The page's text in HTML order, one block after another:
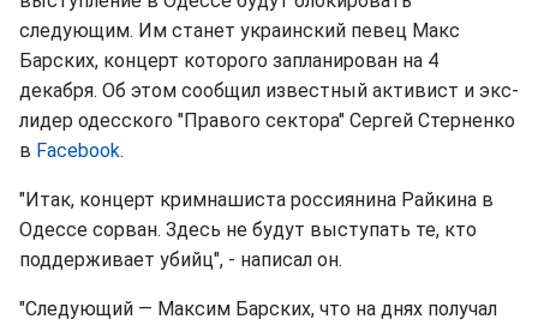
следующим. Им станет украинский певец Макс
Барских, концерт которого запланирован на 4
декабря. Об этом сообщил известный активист и экс-
лидер одесского "Правого сектора" Сергей Стерненко
в Facebook.
"Итак, концерт кримнашиста россиянина Райкина в
Одессе сорван. Здесь не будут выступать те, кто
поддерживает убийц", - написал он.
"Следующий — Максим Барских, что на днях получал